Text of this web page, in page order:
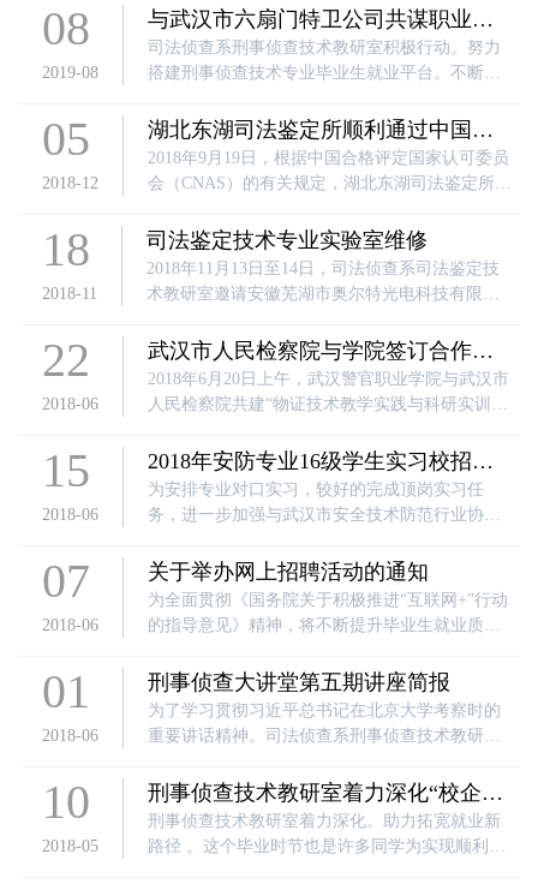
各自工作情况也较为满意，由于签约合作企业都
是经过层层甄选后的全国优质单位，包括央企、
国企、上市公司等，因此绝大多数单位都提供了
利以及拓展活动，为学生营造一个优越的工作环
境。
08
2019-08
与武汉市六扇门特卫公司共谋职业发
展新路径
司法侦查系刑事侦查技术教研室积极行动。努力
搭建刑事侦查技术专业毕业生就业平台。不断探
身体素质过硬、综合能力较强的学员参加该公司
入职考试
05
2018-12
湖北东湖司法鉴定所顺利通过中国合
格评定国家认可委员会现场评审
2018年9月19日，根据中国合格评定国家认可委员
会（CNAS）的有关规定，湖北东湖司法鉴定所经
验室能力的通用要求》、CNAS-CL01《检测和校
准实验室能力认可准则》及CNAS-CL08：2013
《司法鉴定/法庭科学机构能力认可准则》的要
鉴定的鉴定服
18
2018-11
司法鉴定技术专业实验室维修
2018年11月13日至14日，司法侦查系司法鉴定技
术教研室邀请安徽芜湖市奥尔特光电科技有限公
全面检修及维护，该实验室所配体式显微镜使用
年限已超过十年，部分部件已经出现损坏老化现
象，对正常的实践教学工作产生了明显影响，经
复了正常的实践教学功能，并顺利通过项目验
收。
22
2018-06
武汉市人民检察院与学院签订合作协
议简报
2018年6月20日上午，武汉警官职业学院与武汉市
人民检察院共建“物证技术教学实践与科研实训基
义副院长、司法侦查系黄召猛主任和司法鉴定技
术教研室付琳、许珺老师一行4人，武汉市人民检
察院陈卫宁副检察长、政治部教育处李德兵处
约仪式。
15
2018-06
2018年安防专业16级学生实习校招会
顺利完成
为安排专业对口实习，较好的完成顶岗实习任
务，进一步加强与武汉市安全技术防范行业协会
式，我们在6月12日组织了16级安全防范技术专业
学生校园招聘会。学院陈书记和李副院长亲临现
场，亲切的与协会、企业交流，鼓励即将奔赴实
07
2018-06
关于举办网上招聘活动的通知
为全面贯彻《国务院关于积极推进“互联网+”行动
的指导意见》精神，将不断提升毕业生就业质
业、万众创新，为进一步拓宽高校毕业生就业渠
道，教育部、商务部定于2018年6月10日至7月9日
举办电子商务行业面向2018届高校毕业生网上招
01
2018-06
刑事侦查大讲堂第五期讲座简报
为了学习贯彻习近平总书记在北京大学考察时的
重要讲话精神。司法侦查系刑事侦查技术教研室
第五期刑事侦查大讲堂。该教研室负责人蔡薇、
专业课老师陈莹出席。首先由黄俊翔同学介绍个
人毕业以后的学习成经历长。同学们反应热烈。
10
2018-05
刑事侦查技术教研室着力深化“校企合
作” 助力拓宽就业新路径
刑事侦查技术教研室着力深化。助力拓宽就业新
路径 。这个毕业时节也是许多同学为实现顺利满